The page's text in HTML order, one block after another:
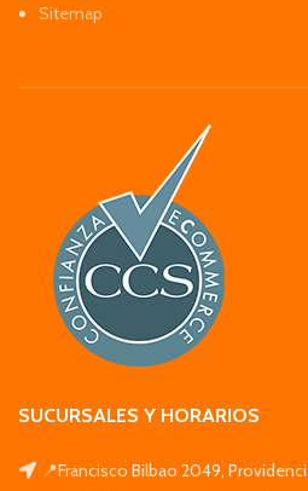
Sitemap
SUCURSALES Y HORARIOS
📍Francisco Bilbao 2049,